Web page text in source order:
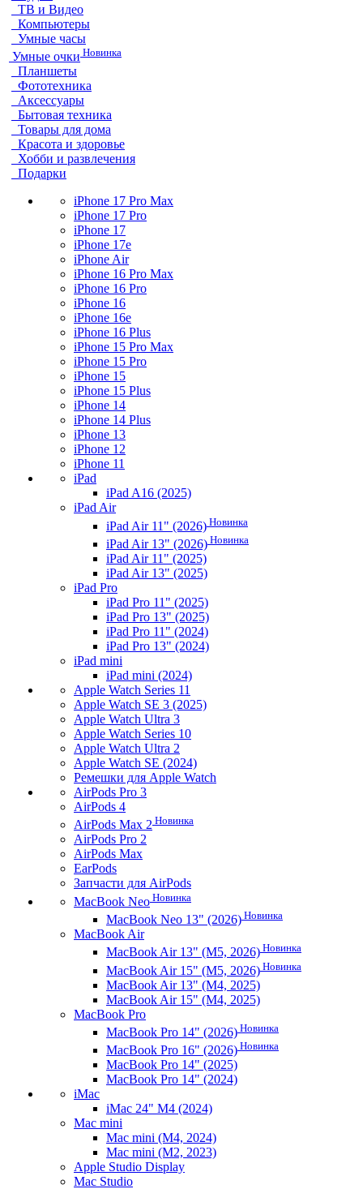
ТВ и Видео
Компьютеры
Умные часы
Умные очки Новинка
Планшеты
Фототехника
Аксессуары
Бытовая техника
Товары для дома
Красота и здоровье
Хобби и развлечения
Подарки
iPhone 17 Pro Max
iPhone 17 Pro
iPhone 17
iPhone 17e
iPhone Air
iPhone 16 Pro Max
iPhone 16 Pro
iPhone 16
iPhone 16e
iPhone 16 Plus
iPhone 15 Pro Max
iPhone 15 Pro
iPhone 15
iPhone 15 Plus
iPhone 14
iPhone 14 Plus
iPhone 13
iPhone 12
iPhone 11
iPad
iPad A16 (2025)
iPad Air
iPad Air 11" (2026) Новинка
iPad Air 13" (2026) Новинка
iPad Air 11" (2025)
iPad Air 13" (2025)
iPad Pro
iPad Pro 11" (2025)
iPad Pro 13" (2025)
iPad Pro 11" (2024)
iPad Pro 13" (2024)
iPad mini
iPad mini (2024)
Apple Watch Series 11
Apple Watch SE 3 (2025)
Apple Watch Ultra 3
Apple Watch Series 10
Apple Watch Ultra 2
Apple Watch SE (2024)
Ремешки для Apple Watch
AirPods Pro 3
AirPods 4
AirPods Max 2 Новинка
AirPods Pro 2
AirPods Max
EarPods
Запчасти для AirPods
MacBook Neo Новинка
MacBook Neo 13" (2026) Новинка
MacBook Air
MacBook Air 13" (M5, 2026) Новинка
MacBook Air 15" (M5, 2026) Новинка
MacBook Air 13" (M4, 2025)
MacBook Air 15" (M4, 2025)
MacBook Pro
MacBook Pro 14" (2026) Новинка
MacBook Pro 16" (2026) Новинка
MacBook Pro 14" (2025)
MacBook Pro 14" (2024)
iMac
iMac 24" M4 (2024)
Mac mini
Mac mini (M4, 2024)
Mac mini (M2, 2023)
Apple Studio Display
Mac Studio